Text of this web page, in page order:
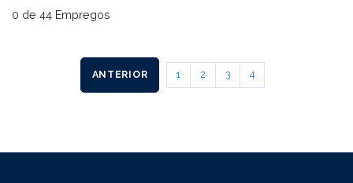
0 de 44 Empregos
ANTERIOR 1 2 3 4